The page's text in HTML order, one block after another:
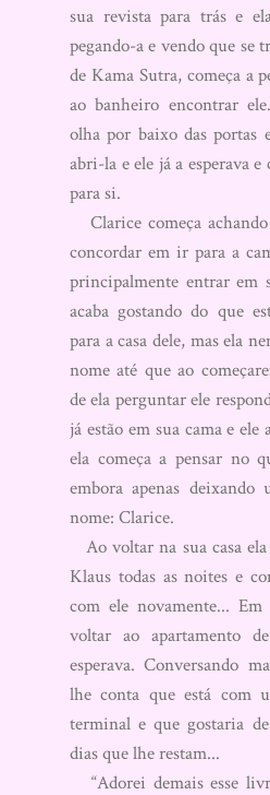
sua revista para trás e
pegando-a e vendo que se
de Kama Sutra, começa a
ao banheiro encontrar
olha por baixo das portas
abri-la e ele já a esperava
para si.
Clarice começa
concordar em ir para a
principalmente entrar em
acaba gostando do que
para a casa dele, mas ela
nome até que ao
de ela perguntar ele
já estão em sua cama e ele
ela começa a pensar no
embora apenas
nome: Clarice.
Ao voltar na sua casa
Klaus todas as noites e
com ele novamente...
voltar ao apartamento
esperava. Conversando
lhe conta que está com
terminal e que gostaria
dias que lhe restam...
“Adorei demais esse